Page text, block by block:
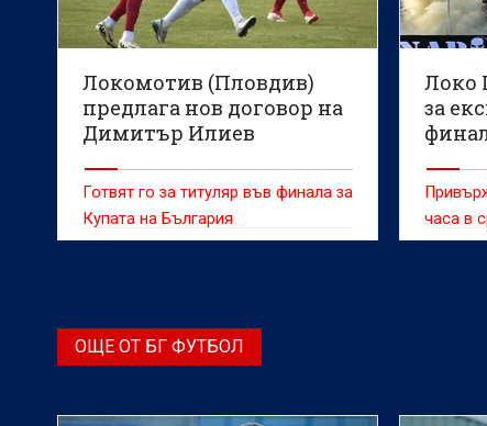
Локомотив (Пловдив)
предлага нов договор на
Димитър Илиев
Готвят го за титуляр във финала за
Купата на България
Локо
за
часа в
ОЩЕ ОТ БГ ФУТБОЛ